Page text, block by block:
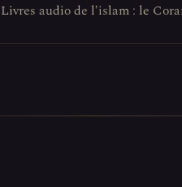
Livres audio de l'islam : le